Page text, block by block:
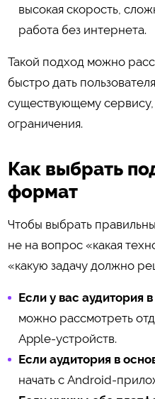
высокая скорость,
работа без интернета.
Такой подход можно
быстро дать
существующему
ограничения.
Как выбрать
формат
Чтобы выбрать
не на вопрос «какая
«какую задачу должно
Если у вас аудитория
можно рассмотреть
Apple-устройств.
Если аудитория в
начать с Android-